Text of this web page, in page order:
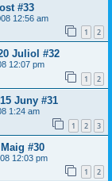
#33
12:56 am
1 2
Juliol #32
12:07 pm
1 2
Juny #31
1:24 am
1 2 3
#30
12:03 pm
1 2